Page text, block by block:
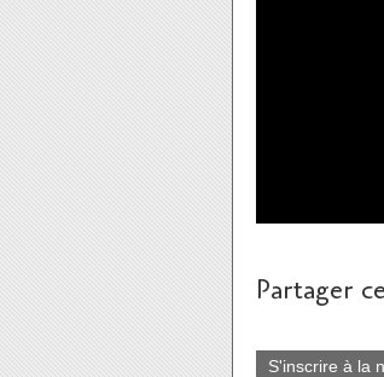
Partager
S'inscrire à la